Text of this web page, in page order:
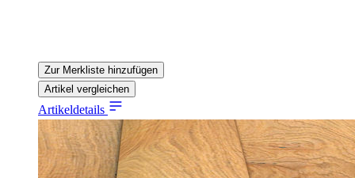
Zur Merkliste hinzufügen
Artikel vergleichen
Artikeldetails